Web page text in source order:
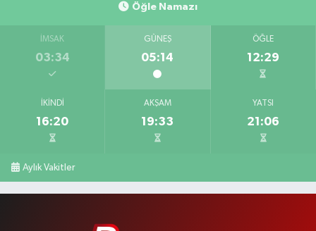
Öğle Namazı
İMSAK
03:34
GÜNEŞ
05:14
ÖĞLE
12:29
İKINDI
16:20
AKŞAM
19:33
YATSI
21:06
Aylık Vakitler